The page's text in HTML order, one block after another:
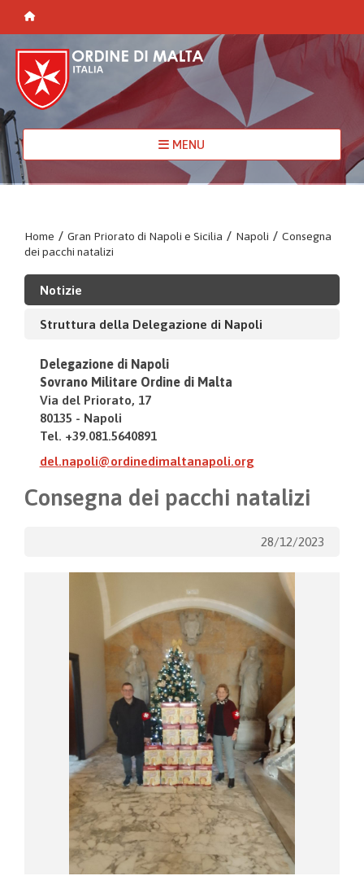
MENU
Home / Gran Priorato di Napoli e Sicilia / Napoli / Consegna
dei pacchi natalizi
Notizie
Struttura della Delegazione di Napoli
Delegazione di Napoli
Sovrano Militare Ordine di Malta
Via del Priorato, 17
80135 - Napoli
Tel. +39.081.5640891
del.napoli@ordinedimaltanapoli.org
Consegna dei pacchi natalizi
28/12/2023